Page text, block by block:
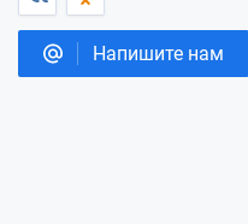
Напишите нам